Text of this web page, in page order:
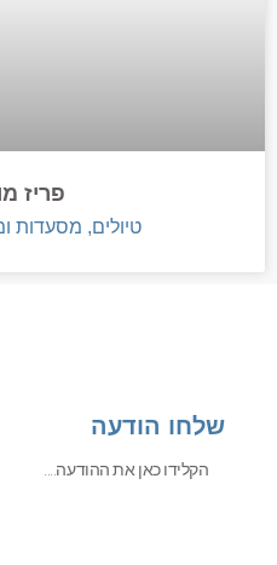
פריז
טיולים, מסעדות
שלחו הודעה